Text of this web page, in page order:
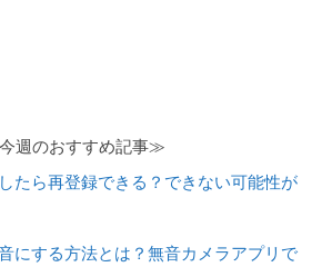
週のおすすめ記事≫
たら再登録できる？できない可能性が
にする方法とは？無音カメラアプリで